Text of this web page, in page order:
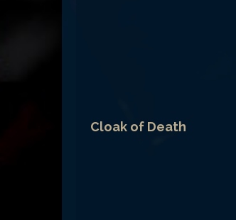
Cloak of Death